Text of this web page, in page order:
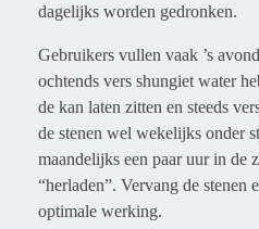
dagelijks worden gedronken.
Gebruikers vullen vaak ’s
ochtends vers shungiet water
de kan laten zitten en steeds
de stenen wel wekelijks onder
maandelijks een paar uur in de
“herladen”. Vervang de stenen
optimale werking.